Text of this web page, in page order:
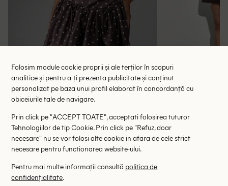
Rochie scurta Missguided, maro
109.50 lei
RRP: 219.00 lei
M L
Folosim module cookie proprii și ale terților în scopuri
analitice și pentru a-ți prezenta publicitate și conținut
personalizat pe baza unui profil elaborat în concordanță cu
obiceiurile tale de navigare.
Prin click pe "ACCEPT TOATE", acceptati folosirea tuturor
Tehnologiilor de tip Cookie. Prin click pe "Refuz, doar
necesare" nu se vor folosi alte cookie in afara de cele strict
necesare pentru functionarea website-ului.
Pentru mai multe informații consultă politica de
confidențialitate.